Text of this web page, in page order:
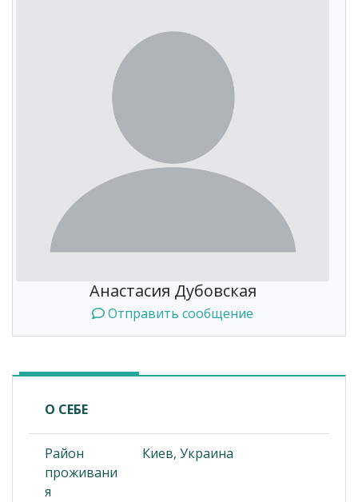
Анастасия Дубовская
Отправить сообщение
О СЕБЕ
Район
проживани
я
Киев, Украина